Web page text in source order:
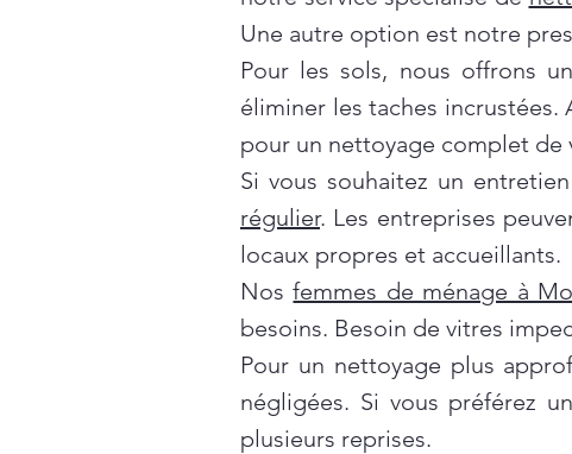
Une autre option est notre
Pour les sols, nous offrons
éliminer les taches
pour un nettoyage complet de
Si vous souhaitez un
régulier. Les entreprises
locaux propres et accueillants.
Nosfemmes de ménage à
besoins. Besoin de vitres
Pour un nettoyage plus
négligées. Si vous préférez
plusieurs reprises.